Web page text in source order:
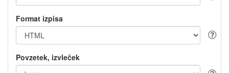
Format izpisa
Povzetek, izvleček